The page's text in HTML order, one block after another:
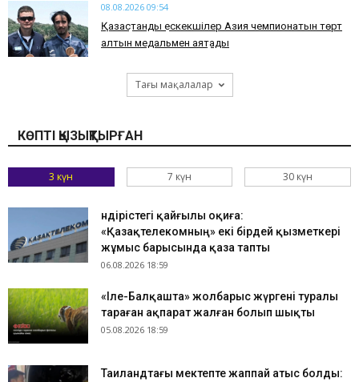
08.08.2026 09:54
Қазақстандық ескекшілер Азия чемпионатын төрт
алтын медальмен аяқтады
Тағы мақалалар
КӨПТІ ҚЫЗЫҚТЫРҒАН
3 күн 7 күн 30 күн
Өндірістегі қайғылы оқиға:
«Қазақтелекомның» екі бірдей қызметкері
жұмыс барысында қаза тапты
06.08.2026 18:59
«Іле-Балқашта» жолбарыс жүргені туралы
тараған ақпарат жалған болып шықты
05.08.2026 18:59
Таиландтағы мектепте жаппай атыс болды: